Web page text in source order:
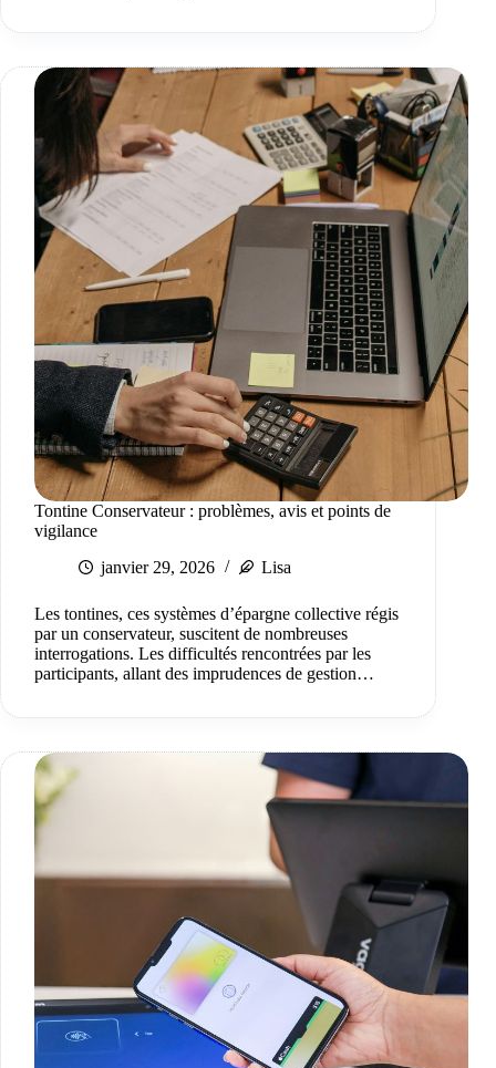
Tontine Conservateur : problèmes, avis et points de
vigilance
janvier 29, 2026
Lisa
Les tontines, ces systèmes d’épargne collective régis
par un conservateur, suscitent de nombreuses
interrogations. Les difficultés rencontrées par les
participants, allant des imprudences de gestion…